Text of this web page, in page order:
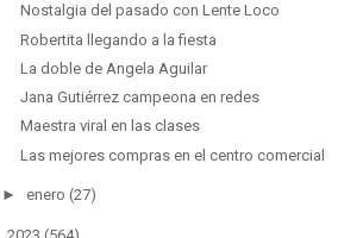
Nostalgia del pasado con Lente Loco
Robertita llegando a la fiesta
La doble de Angela Aguilar
Jana Gutiérrez campeona en redes
Maestra viral en las clases
Las mejores compras en el centro comercial
► enero (27)